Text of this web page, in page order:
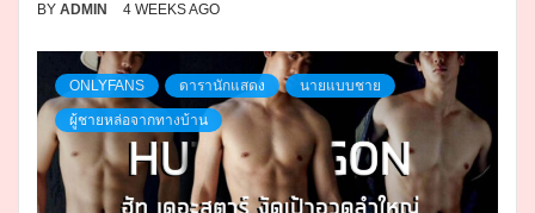
BY ADMIN 4 WEEKS AGO
ONLYFANS ดารานักแสดง นายแบบชาย
ผู้ชายหล่อจากทางบ้าน